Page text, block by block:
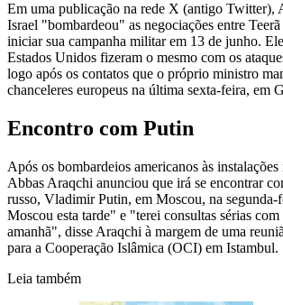
Em uma publicação na rede X (antigo Twitter),
Israel "bombardeou" as negociações entre
iniciar sua campanha militar em 13 de junho.
Estados Unidos fizeram o mesmo com os
logo após os contatos que o próprio ministro
chanceleres europeus na última sexta-feira, em
Encontro com Putin
Após os bombardeios americanos às instalações
Abbas Araqchi anunciou que irá se encontrar
russo, Vladimir Putin, em Moscou, na
Moscou esta tarde" e "terei consultas sérias
amanhã", disse Araqchi à margem de uma
para a Cooperação Islâmica (OCI) em Istambul.
Leia também